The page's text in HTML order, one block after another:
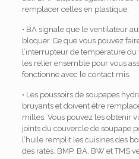
remplacer celles en plastique.
• BA signale que le ventilateur
bloquer. Ce que vous pouvez
l’interrupteur de température
les relier ensemble pour vous
fonctionne avec le contact mis.
• Les poussoirs de soupapes
bruyants et doivent être
milles. Vous pouvez les obtenir
joints du couvercle de soupape
l’huile remplit les cuisines des
des ratés. BMP, BA, BW et TMS